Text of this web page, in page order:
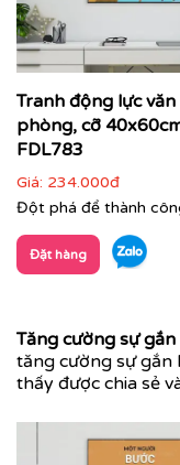
Tranh động lực văn
phòng, cỡ
FDL783
Giá: 234.000đ
Đột phá để thành
Đặt hàng
Tăng cường sự
tăng cường sự gắn
thấy được chia sẻ